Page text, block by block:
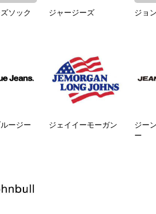
ソック
ジャージーズ ジョ
ージー
ジェイイーモーガン
ジー
ー